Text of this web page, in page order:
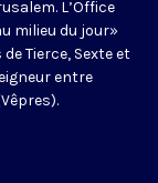
L’Office
milieu du jour»
Tierce, Sexte et
entre